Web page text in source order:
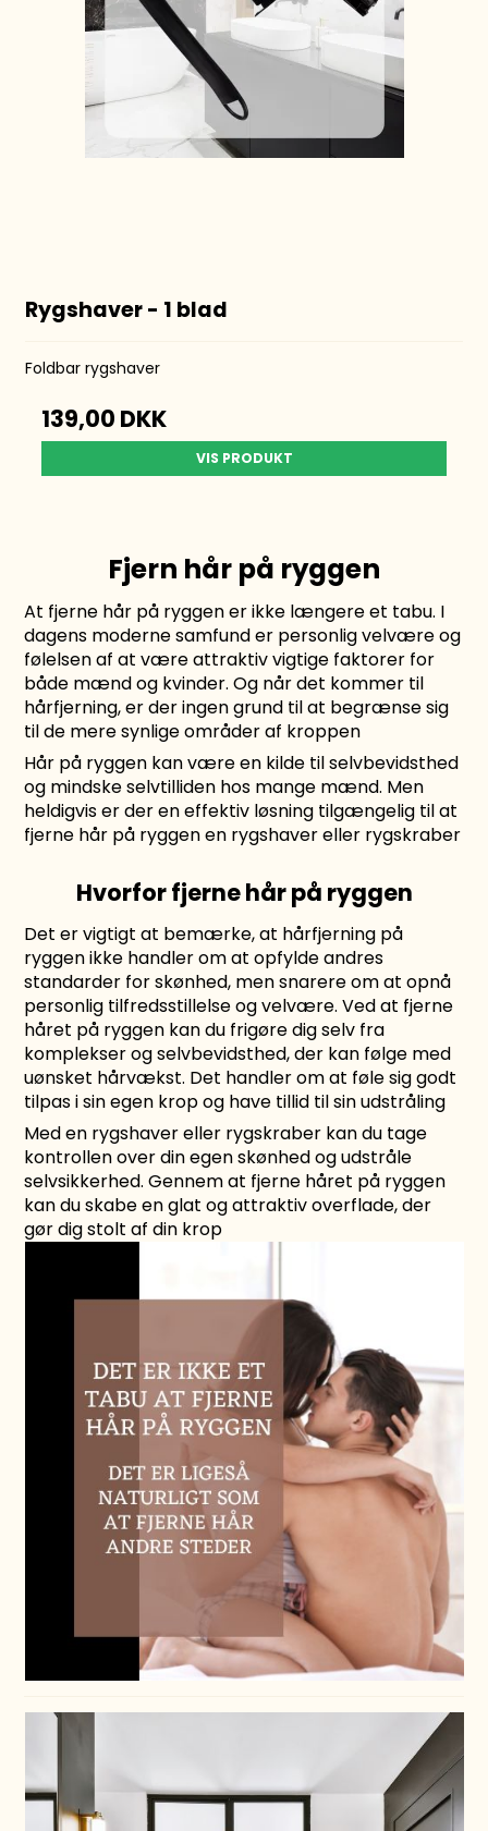
Rygshaver - 1 blad
Foldbar rygshaver
139,00 DKK
VIS PRODUKT
Fjern hår på ryggen
At fjerne hår på ryggen er ikke længere et tabu. I
dagens moderne samfund er personlig velvære og
følelsen af at være attraktiv vigtige faktorer for
både mænd og kvinder. Og når det kommer til
hårfjerning, er der ingen grund til at begrænse sig
til de mere synlige områder af kroppen
Hår på ryggen kan være en kilde til selvbevidsthed
og mindske selvtilliden hos mange mænd. Men
heldigvis er der en effektiv løsning tilgængelig til at
fjerne hår på ryggen en rygshavereller rygskraber
Hvorfor fjerne hår på ryggen
Det er vigtigt at bemærke, at hårfjerning på
ryggen ikke handler om at opfylde andres
standarder for skønhed, men snarere om at opnå
personlig tilfredsstillelse og velvære. Ved at fjerne
håret på ryggen kan du frigøre dig selv fra
komplekser og selvbevidsthed, der kan følge med
uønsket hårvækst. Det handler om at føle sig godt
tilpas i sin egen krop og have tillid til sin udstråling
Med en rygshaver eller rygskraber kan du tage
kontrollen over din egen skønhed og udstråle
selvsikkerhed. Gennem at fjerne håret på ryggen
kan du skabe en glat og attraktiv overflade, der
gør dig stolt af din krop